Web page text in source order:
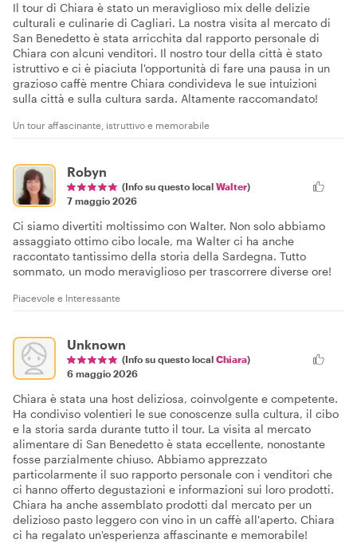
Il tour di Chiara è stato un meraviglioso mix delle delizie
culturali e culinarie di Cagliari. La nostra visita al mercato di
San Benedetto è stata arricchita dal rapporto personale di
Chiara con alcuni venditori. Il nostro tour della città è stato
istruttivo e ci è piaciuta l'opportunità di fare una pausa in un
grazioso caffè mentre Chiara condivideva le sue intuizioni
sulla città e sulla cultura sarda. Altamente raccomandato!
Un tour affascinante, istruttivo e memorabile
Robyn
(Info su questo local Walter)
7 maggio 2026
Ci siamo divertiti moltissimo con Walter. Non solo abbiamo
assaggiato ottimo cibo locale, ma Walter ci ha anche
raccontato tantissimo della storia della Sardegna. Tutto
sommato, un modo meraviglioso per trascorrere diverse ore!
Piacevole e Interessante
Unknown
(Info su questo local Chiara)
6 maggio 2026
Chiara è stata una host deliziosa, coinvolgente e competente.
Ha condiviso volentieri le sue conoscenze sulla cultura, il cibo
e la storia sarda durante tutto il tour. La visita al mercato
alimentare di San Benedetto è stata eccellente, nonostante
fosse parzialmente chiuso. Abbiamo apprezzato
particolarmente il suo rapporto personale con i venditori che
ci hanno offerto degustazioni e informazioni sui loro prodotti.
Chiara ha anche assemblato prodotti dal mercato per un
delizioso pasto leggero con vino in un caffè all'aperto. Chiara
ci ha regalato un'esperienza affascinante e memorabile!